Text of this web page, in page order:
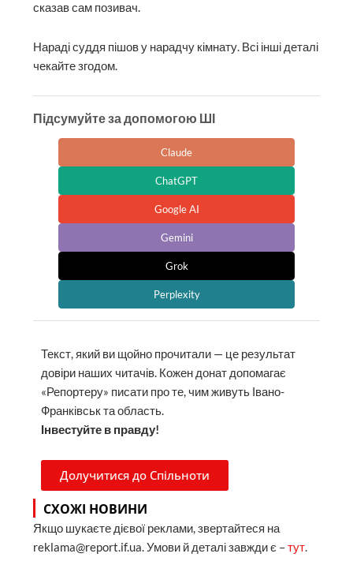
сказав сам позивач.
Нараді суддя пішов у нарадчу кімнату. Всі інші деталі
чекайте згодом.
Підсумуйте за допомогою ШІ
Claude
ChatGPT
Google AI
Gemini
Grok
Perplexity
Текст, який ви щойно прочитали — це результат
довіри наших читачів. Кожен донат допомагає
«Репортеру» писати про те, чим живуть Івано-
Франківськ та область.
Інвестуйте в правду!
Долучитися до Спільноти
СХОЖІ НОВИНИ
Якщо шукаєте дієвої реклами, звертайтеся на
reklama@report.if.ua. Умови й деталі завжди є –тут.